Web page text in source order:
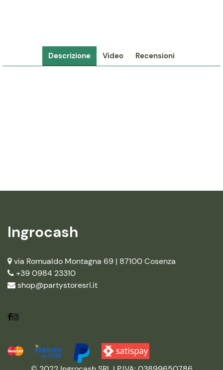
Descrizione Video Recensioni
Ingrocash
via Romualdo Montagna 69 | 87100 Cosenza
+39 0984 23310
shop@partystoresrl.it